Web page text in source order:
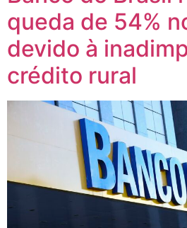
queda de 54%
devido à
crédito rural